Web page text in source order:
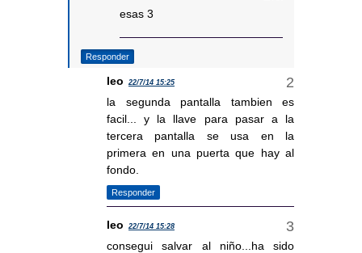
esas 3
Responder
leo 22/7/14 15:25
la segunda pantalla tambien es
facil... y la llave para pasar a la
tercera pantalla se usa en la
primera en una puerta que hay al
fondo.
Responder
leo 22/7/14 15:28
consegui salvar al niño...ha sido